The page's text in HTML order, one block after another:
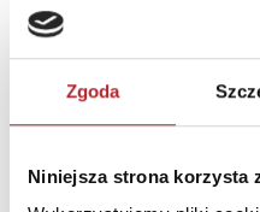
Zgoda
Niniejsza strona korzysta
Nazwa
Ulica
Kod pocztowy